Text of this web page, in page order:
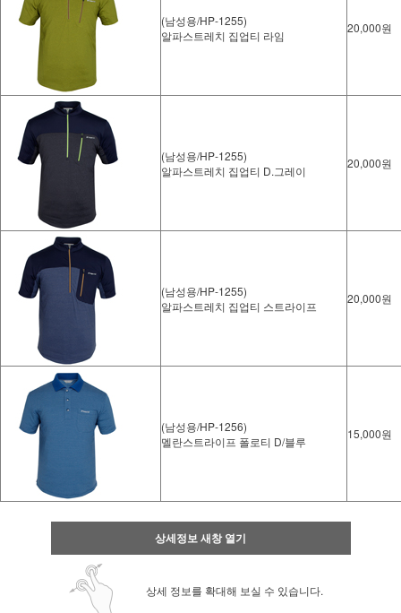
(남성용/HP-1255)
알파스트레치 집업티 라임
20,000원
(남성용/HP-1255)
알파스트레치 집업티 D.그레이
20,000원
(남성용/HP-1255)
알파스트레치 집업티 스트라이프
20,000원
(남성용/HP-1256)
멜란스트라이프 폴로티 D/블루
15,000원
상세정보 새창 열기
상세 정보를 확대해 보실 수 있습니다.